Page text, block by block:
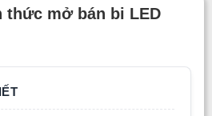
thức mở bán bi LED